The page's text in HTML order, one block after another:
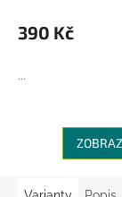
390 Kč
...